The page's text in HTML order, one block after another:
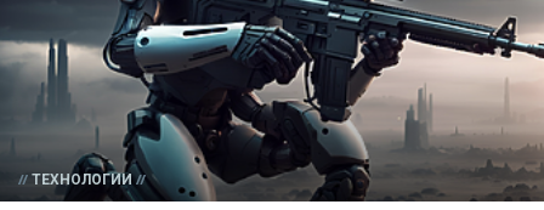
ТЕХНОЛОГИИ